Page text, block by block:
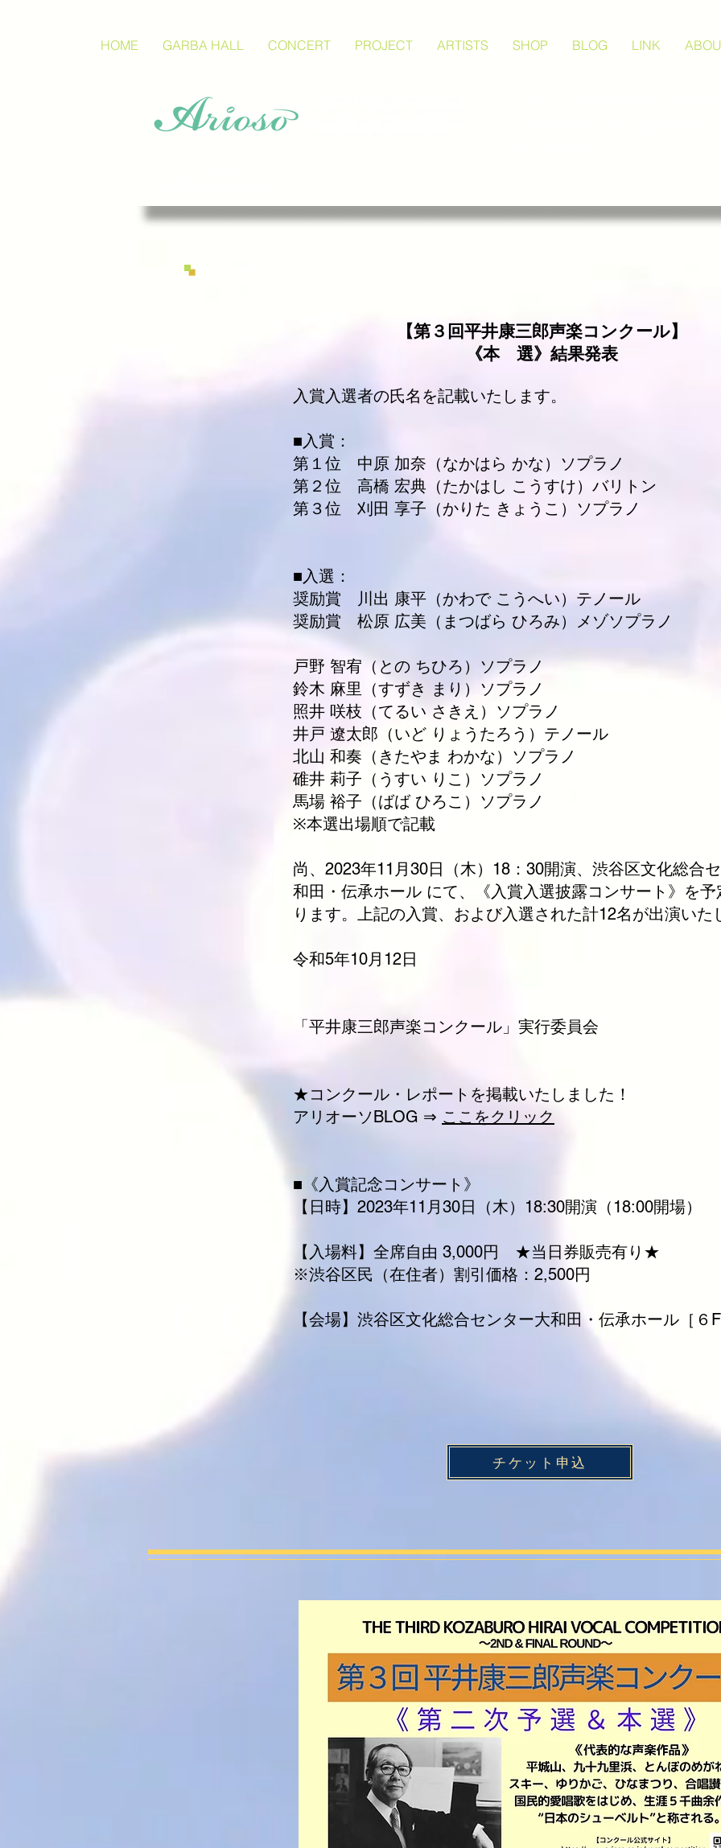
HOME GARBA HALL CONCERT PROJECT ARTISTS SHOP BLOG LINK
【第３回平井康三郎声楽コンクール】
《本 選》結果発表
入賞入選者の氏名を記載いたします。
■入賞：
第１位 中原 加奈（なかはら かな）ソプラノ
第２位 高橋 宏典（たかはし こうすけ）バリトン
第３位 刈田 享子（かりた きょうこ）ソプラノ
■入選：
奨励賞 川出 康平（かわで こうへい）テノール
奨励賞 松原 広美（まつばら ひろみ）メゾソプラノ
戸野 智宥（との ちひろ）ソプラノ
鈴木 麻里（すずき まり）ソプラノ
照井 咲枝（てるい さきえ）ソプラノ
井戸 遼太郎（いど りょうたろう）テノール
北山 和奏（きたやま わかな）ソプラノ
碓井 莉子（うすい りこ）ソプラノ
馬場 裕子（ばば ひろこ）ソプラノ
※本選出場順で記載
尚、2023年11月30日（木）18：30開演、渋谷区文化総合
和田 ・ 伝承ホール にて、《入賞入選披露コンサート》を予
ります。上記の入賞、および入選された計12名が出演いた
令和5年10月12日
「平井康三郎声楽コンクール」実行委員会
★コンクール・レポートを掲載いたしました！
アリオーソBLOG ⇒ ここをクリック
■《入賞記念コンサート》
【日時】2023年11月30日（木）18:30開演（18:00開場）
【入場料】全席自由 3,000円 ★当日券販売有り★
※渋谷区民（在住者）割引価格：2,500円
【会場】渋谷区文化総合センター大和田・伝承ホール［６
チケット申込